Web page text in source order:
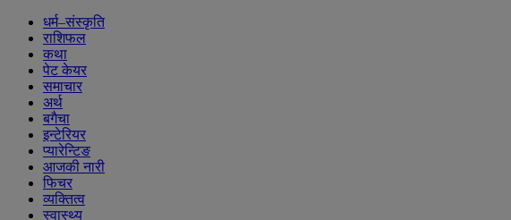
धर्म–संस्कृति
राशिफल
कथा
पेट केयर
समाचार
अर्थ
बगैचा
इन्टेरियर
प्यारेन्टिङ
आजकी नारी
फिचर
व्यक्तित्व
स्वास्थ्य